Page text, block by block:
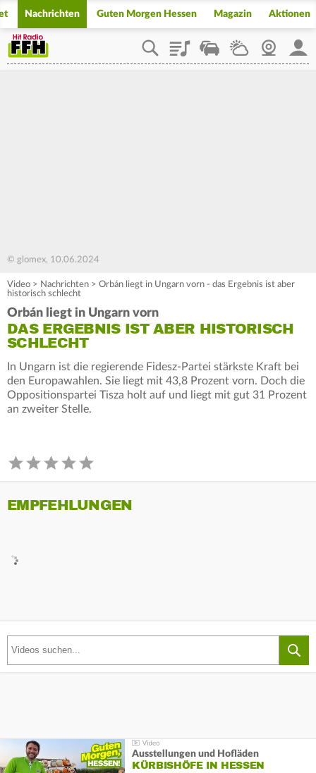
Nachrichten Guten Morgen Hessen Magazin Aktionen
PlaylistStaupilotWetterWebcam
© glomex, 10.06.2024
Video > Nachrichten > Orbán liegt in Ungarn vorn - das Ergebnis ist aber
historisch schlecht
Orbán liegt in Ungarn vorn
DAS ERGEBNIS IST ABER HISTORISCH
SCHLECHT
In Ungarn ist die regierende Fidesz-Partei stärkste Kraft bei
den Europawahlen. Sie liegt mit 43,8 Prozent vorn. Doch die
Oppositionspartei Tisza holt auf und liegt mit gut 31 Prozent
an zweiter Stelle.
EMPFEHLUNGEN
Ausstellungen und Hofläden
KÜRBISHÖFE IN HESSEN